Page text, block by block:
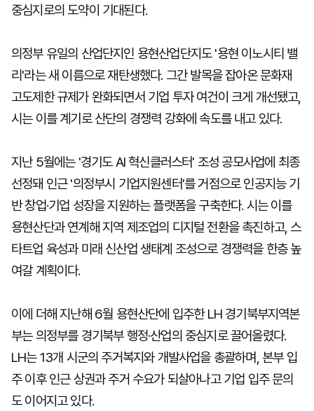
중심지로의 도약이 기대된다.
의정부 유일의 산업단지인 용현산업단지도 '용현 이노시티 밸
리'라는 새 이름으로 재탄생했다. 그간 발목을 잡아온 문화재
고도제한 규제가 완화되면서 기업 투자 여건이 크게 개선됐고,
시는 이를 계기로 산단의 경쟁력 강화에 속도를 내고 있다.
지난 5월에는 '경기도 AI 혁신클러스터' 조성 공모사업에 최종
선정돼 인근 '의정부시 기업지원센터'를 거점으로 인공지능 기
반 창업·기업 성장을 지원하는 플랫폼을 구축한다. 시는 이를
용현산단과 연계해 지역 제조업의 디지털 전환을 촉진하고, 스
타트업 육성과 미래 신산업 생태계 조성으로 경쟁력을 한층 높
여갈 계획이다.
이에 더해 지난해 6월 용현산단에 입주한 LH 경기북부지역본
부는 의정부를 경기북부 행정·산업의 중심지로 끌어올렸다.
LH는 13개 시군의 주거복지와 개발사업을 총괄하며, 본부 입
주 이후 인근 상권과 주거 수요가 되살아나고 기업 입주 문의
도 이어지고 있다.